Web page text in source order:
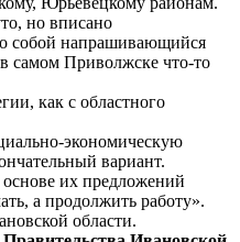
но вписано
собой напрашивающийся
самом Приволжске что-то
как с областного
экономическую
вариант.
основе их предложений
а продолжить работу».
области.